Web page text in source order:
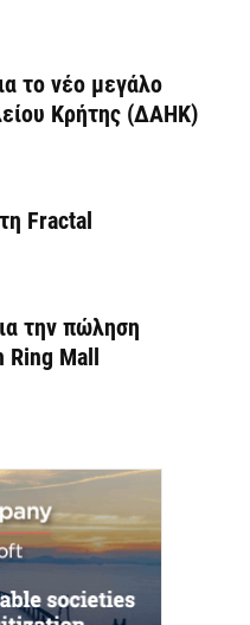
το νέο μεγάλο
Κρήτης (ΔΑΗΚ)
Fractal
την πώληση
Ring Mall
δημιουργήσει 20.000
εξειδίκευσης τα